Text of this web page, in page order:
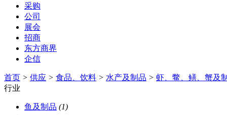
采购
公司
展会
招商
东方商界
企信
首页 > 供应 > 食品、饮料 > 水产及制品 > 虾、鳖、鳝、蟹及
行业
鱼及制品 (1)